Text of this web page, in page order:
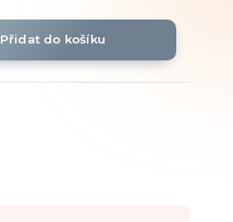
Přidat do košíku